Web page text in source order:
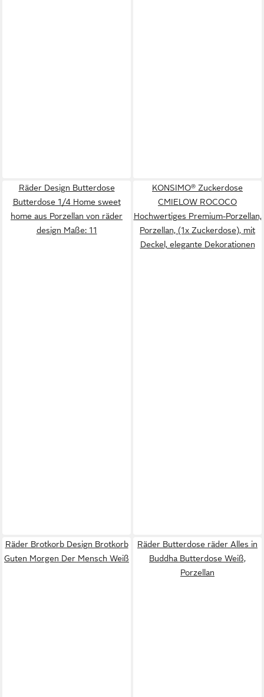
Räder Design Butterdose
Butterdose 1/4 Home sweet
home aus Porzellan von räder
design Maße: 11
KONSIMO® Zuckerdose
CMIELOW ROCOCO
Hochwertiges Premium-Porzellan,
Porzellan, (1x Zuckerdose), mit
Deckel, elegante Dekorationen
Räder Brotkorb Design Brotkorb
Guten Morgen Der Mensch Weiß
Räder Butterdose räder Alles in
Buddha Butterdose Weiß,
Porzellan